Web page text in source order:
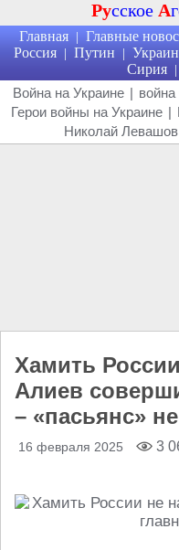
Русское А
Главная | Главные
Россия | Путин |
Сирия |
Война на Украине |
Герои войны на Украине |
Николай Левашов
Хамить
Алиев
– «пасьянс»
16 февраля 2025 3